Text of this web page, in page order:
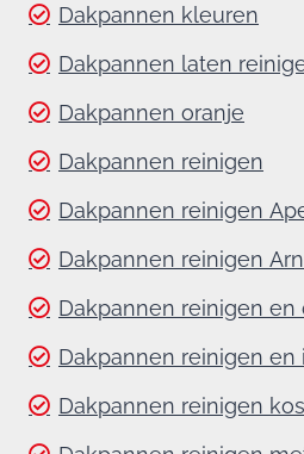
Dakpannen kleuren
Dakpannen laten
Dakpannen oranje
Dakpannen reinigen
Dakpannen reinigen
Dakpannen reinigen
Dakpannen reinigen en
Dakpannen reinigen en
Dakpannen reinigen